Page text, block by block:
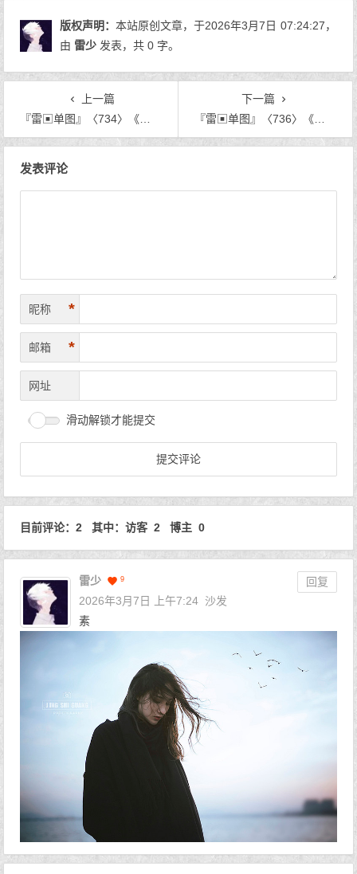
版权声明：本站原创文章，于2026年3月7日 07:24:27，
由 雷少 发表，共 0 字。
上一篇
『雷▣单图』〈734〉《你是云海间，最漫不经心的惊鸿客。》
下一篇
『雷▣单图』〈736〉《九月的书笺》
发表评论
昵称 *
邮箱 *
网址
滑动解锁才能提交
目前评论：2 其中：访客 2 博主 0
雷少 9
回复
2026年3月7日 上午7:24 沙发
素